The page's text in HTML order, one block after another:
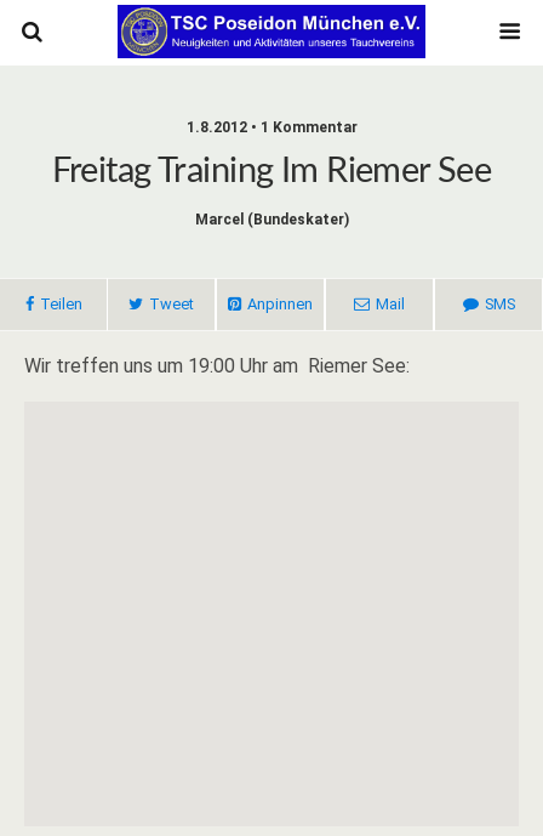
1.8.2012 • 1 Kommentar
Freitag Training Im Riemer See
Marcel (bundeskater)
Teilen Tweet Anpinnen Mail SMS
Wir treffen uns um 19:00 Uhr am Riemer See: